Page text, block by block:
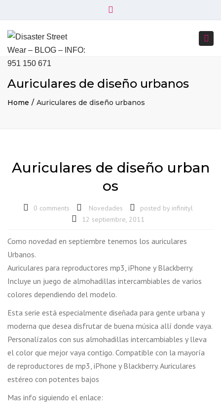
C. Córdoba, 6, 29001 Málaga
Close
Auriculares de diseño urbanos
Home Auriculares de diseño urbanos
Auriculares de diseño urban
os
0 comments Novedades posted by infinityl
12 septiembre, 2011
Como novedad en septiembre tenemos los auriculares
Urbanos.
Auriculares para reproductores mp3, iPhone y Blackberry.
Incluye un juego de almohadillas intercambiables de varios
colores dependiendo del modelo.
Esta serie está especialmente diseñada para gente urbana y
moderna que desea disfrutar de buena música allí donde vaya.
Personalízalos con sus almohadillas intercambiables y lleva
el color que mejor vaya contigo. Compatible con la mayoría
de reproductores de mp3, iPhone y Blackberry. Auriculares
estéreo con potentes bajos
Mas info siguiendo el enlace: